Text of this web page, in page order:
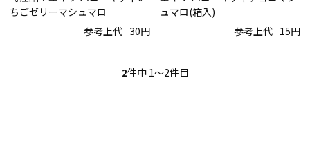
ちごゼリーマシュマロ
参考上代 30円
ュマロ(箱入)
参考上代 15円
2件中 1〜2件目